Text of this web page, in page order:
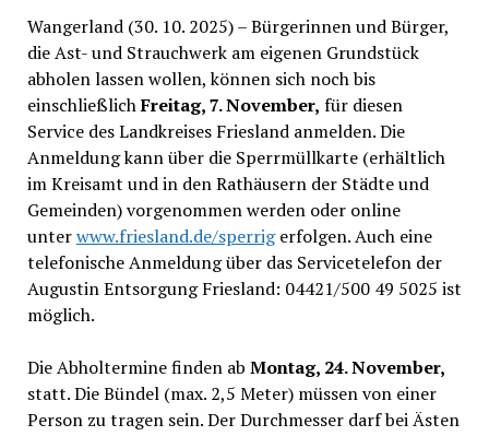
Wangerland (30. 10. 2025) – Bürgerinnen und Bürger,
die Ast- und Strauchwerk am eigenen Grundstück
abholen lassen wollen, können sich noch bis
einschließlichFreitag, 7. November, für diesen
Service des Landkreises Friesland anmelden. Die
Anmeldung kann über die Sperrmüllkarte (erhältlich
im Kreisamt und in den Rathäusern der Städte und
Gemeinden) vorgenommen werden oder online
unterwww.friesland.de/sperrigerfolgen. Auch eine
telefonische Anmeldung über das Servicetelefon der
Augustin Entsorgung Friesland: 04421/500 49 5025 ist
möglich.
Die Abholtermine finden ab Montag, 24. November,
statt. Die Bündel (max. 2,5 Meter) müssen von einer
Person zu tragen sein. Der Durchmesser darf bei Ästen